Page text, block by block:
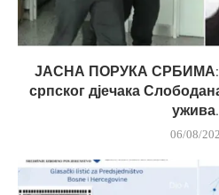
ЈАСНА ПОРУКА СРБИМА:
српског дјечака
06/08/